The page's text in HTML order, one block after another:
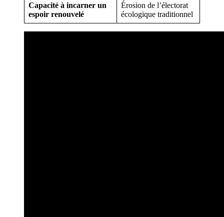
Capacité à incarner un
espoir renouvelé
Érosion de l’électorat
écologique traditionnel